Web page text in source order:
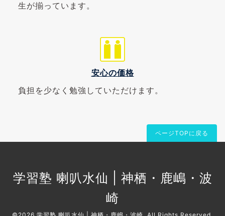
生が揃っています。
安心の価格
負担を少なく勉強していただけます。
ページTOPに戻る
学習塾 喇叭水仙 | 神栖・鹿嶋・波
崎